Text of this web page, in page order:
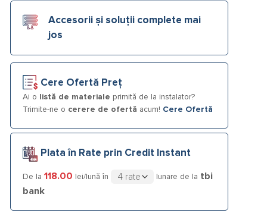
Accesorii și soluții complete mai
jos
Cere Ofertă Preț
Ai o listă de materiale primită de la instalator?
Trimite-ne o cerere de ofertă acum! Cere Ofertă
Plata în Rate prin Credit Instant
De la 118.00 lei/lună în lunare de la tbi
bank